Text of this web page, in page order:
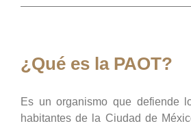
¿Qué es la PAOT?
Es un organismo que defiende
habitantes de la Ciudad de